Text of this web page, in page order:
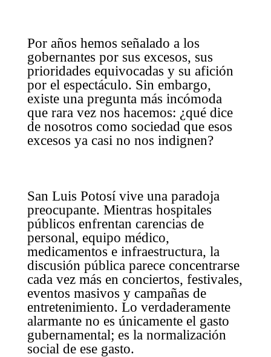
Por años hemos señalado a los
gobernantes por sus excesos, sus
prioridades equivocadas y su afición
por el espectáculo. Sin embargo,
existe una pregunta más incómoda
que rara vez nos hacemos: ¿qué dice
de nosotros como sociedad que esos
excesos ya casi no nos indignen?
San Luis Potosí vive una paradoja
preocupante. Mientras hospitales
públicos enfrentan carencias de
personal, equipo médico,
medicamentos e infraestructura, la
discusión pública parece concentrarse
cada vez más en conciertos, festivales,
eventos masivos y campañas de
entretenimiento. Lo verdaderamente
alarmante no es únicamente el gasto
gubernamental; es la normalización
social de ese gasto.